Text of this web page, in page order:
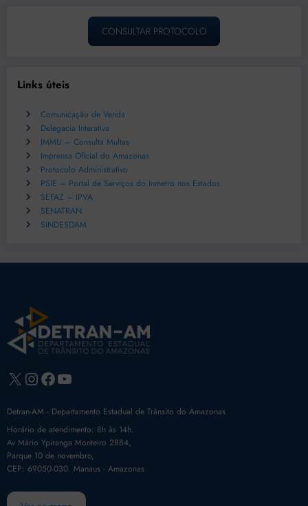
CONSULTAR PROTOCOLO
Links úteis
Comunicação de Venda
Delegacia Interativa
IMMU – Consulta Multas
Imprensa Oficial do Amazonas
Protocolo Administrativo
PSIE – Portal de Serviços do Inmetro nos Estados
SEFAZ – IPVA
SENATRAN
SINDESDAM
X Instagram
Facebook
Youtube
Detran-AM - Departamento Estadual de Trânsito do Amazonas
Horário de atendimento: 8h às 14h.
Av Mário Ypiranga Monteiro 2884,
Parque 10 de novembro,
CEP: 69050-030. Manaus - Amazonas